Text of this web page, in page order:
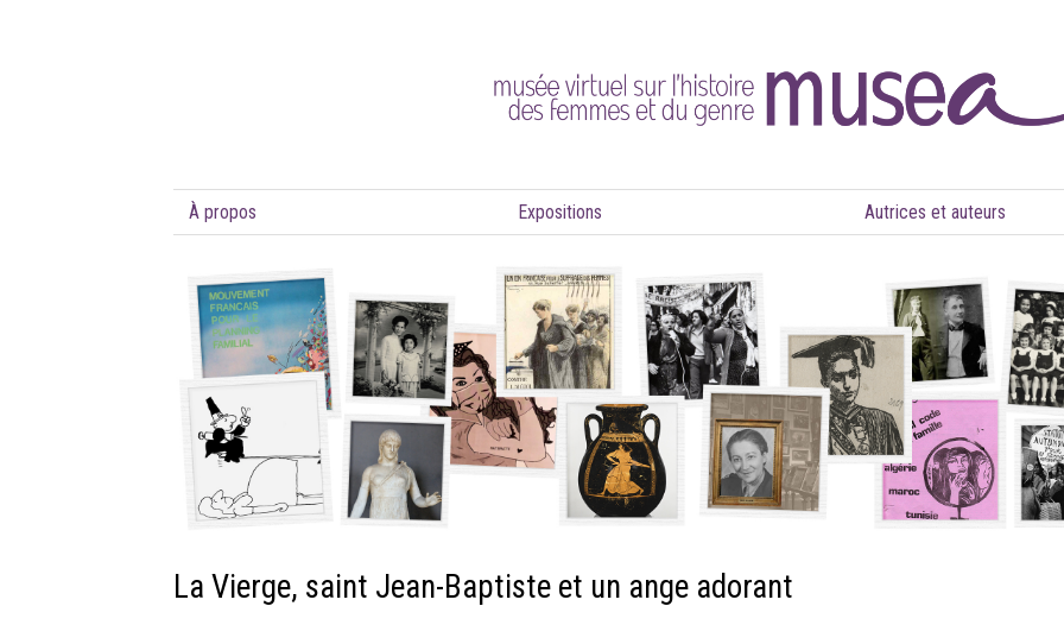
À propos Expositions Autrices et auteurs
La Vierge, saint Jean-Baptiste et un ange adorant